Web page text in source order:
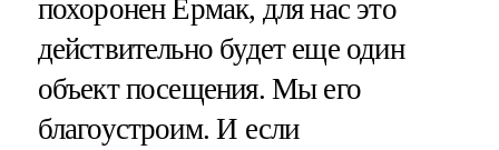
похоронен Ермак, для нас это
действительно будет еще один
объект посещения. Мы его
благоустроим. И если